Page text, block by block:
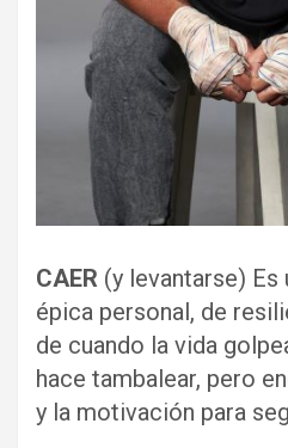
CAER (y levantarse) Es
épica personal, de
de cuando la vida
hace tambalear, pero
y la motivación para